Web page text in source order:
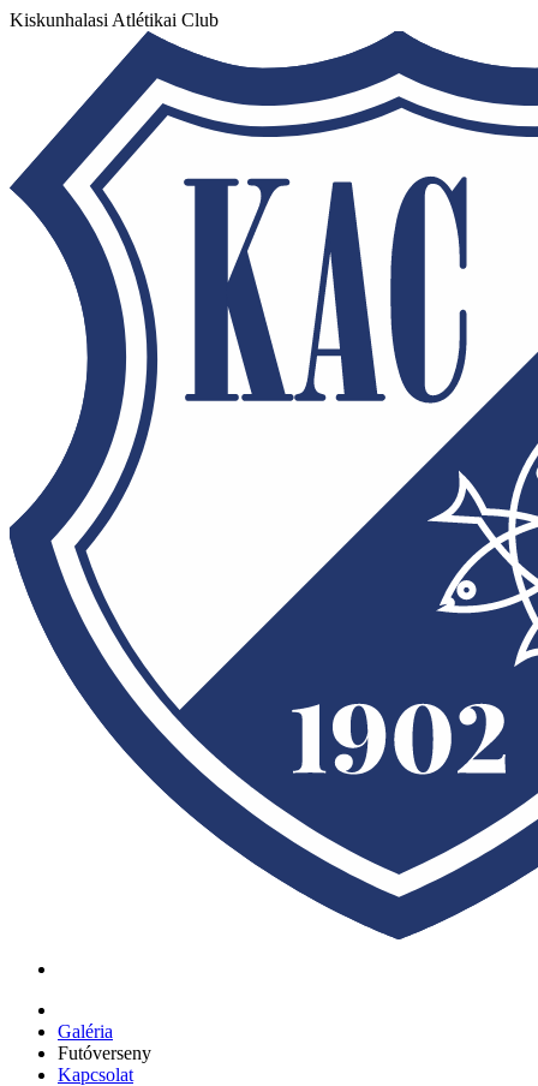
Kiskunhalasi Atlétikai Club
Galéria
Futóverseny
Kapcsolat